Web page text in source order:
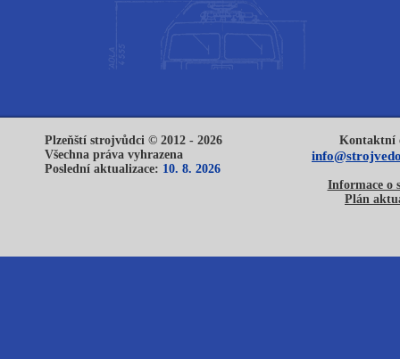
Plzeňští strojvůdci © 2012 - 2026
Všechna práva vyhrazena
Poslední aktualizace: 10. 8. 2026
Kontaktní
Informace o
Plán